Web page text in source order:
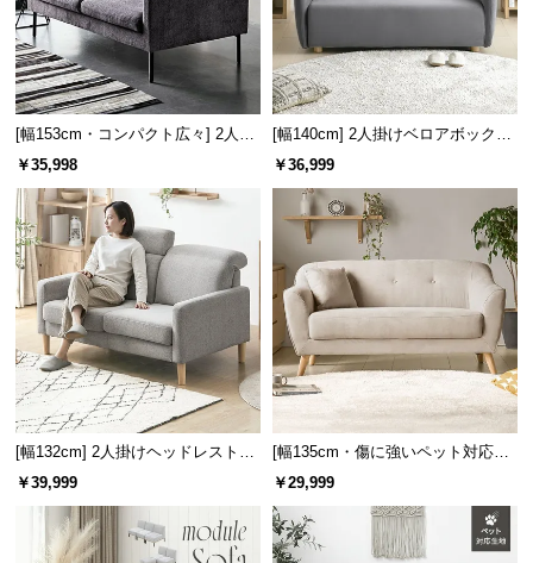
o.,
[幅153cm・コンパクト広々] 2人掛
けモダンソファ ブラックスチール
￥35,998
[幅140cm] 2人掛けベロアボックス
ソファ
￥36,999
[幅132cm] 2人掛けヘッドレスト付
きソファ
￥39,999
[幅135cm・傷に強いペット対応生
地も] 天然木脚 2人掛けコンパクト
￥29,999